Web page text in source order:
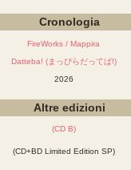
Cronologia
FireWorks / Mappira
Datteba! (まっぴらだってば!)
2026
Altre edizioni
(CD B)
(CD+BD Limited Edition SP)